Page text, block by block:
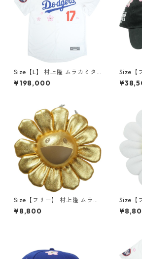
Size【L】 村上隆 ムラカミタ
カシ ×MLB World Tour Tokyo
Series 2025 Dodgers Ohtan
0008366
¥198,000
Size【
ミタカ
kyo
使用
Size【フリー】 村上隆 ムラカ
ミタカシ Flower Key Chain G
old フラワーキーホルダー 金
¥8,800
Size【
ミタカ
White/